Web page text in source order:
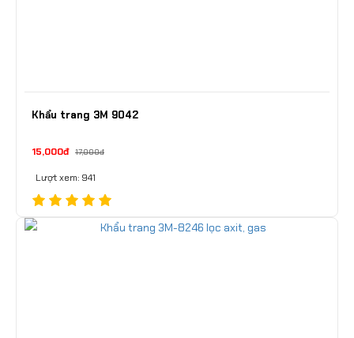
Khẩu trang 3M 9042
15,000đ 17,000đ
Lượt xem: 941